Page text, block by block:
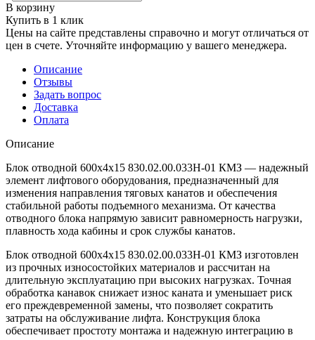
В корзину
Купить в 1 клик
Цены на сайте представлены справочно и могут отличаться от
цен в счете. Уточняйте информацию у вашего менеджера.
Описание
Отзывы
Задать вопрос
Доставка
Оплата
Описание
Блок отводной 600х4х15 830.02.00.033Н-01 КМЗ — надежный
элемент лифтового оборудования, предназначенный для
изменения направления тяговых канатов и обеспечения
стабильной работы подъемного механизма. От качества
отводного блока напрямую зависит равномерность нагрузки,
плавность хода кабины и срок службы канатов.
Блок отводной 600х4х15 830.02.00.033Н-01 КМЗ изготовлен
из прочных износостойких материалов и рассчитан на
длительную эксплуатацию при высоких нагрузках. Точная
обработка канавок снижает износ каната и уменьшает риск
его преждевременной замены, что позволяет сократить
затраты на обслуживание лифта. Конструкция блока
обеспечивает простоту монтажа и надежную интеграцию в